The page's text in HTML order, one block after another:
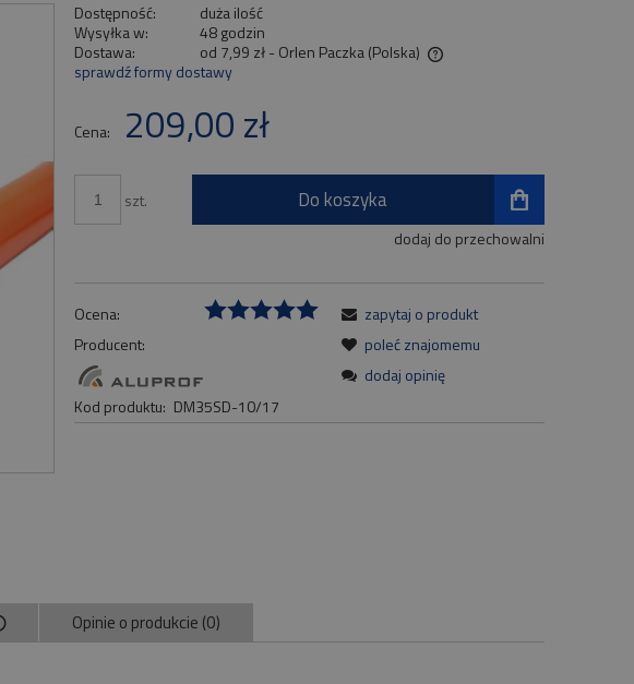
Dostępność:
duża ilość
Wysyłka w:
48 godzin
Dostawa:
od 7,99 zł- Orlen Paczka(Polska)
płatności
sprawdź formy dostawy
Cena: 209,00 zł
szt. Do koszyka
dodaj do przechowalni
Ocena:
Producent:
Kod produktu: DM35SD-10/17
zapytaj o produkt
poleć znajomemu
dodaj opinię
Opinie o produkcie (0)